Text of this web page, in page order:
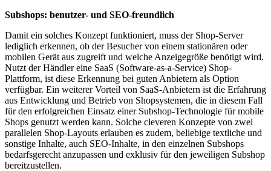
Subshops: benutzer- und SEO-freundlich
Damit ein solches Konzept funktioniert, muss der Shop-Server
lediglich erkennen, ob der Besucher von einem stationären oder
mobilen Gerät aus zugreift und welche Anzeigegröße benötigt wird.
Nutzt der Händler eine SaaS (Software-as-a-Service) Shop-
Plattform, ist diese Erkennung bei guten Anbietern als Option
verfügbar. Ein weiterer Vorteil von SaaS-Anbietern ist die Erfahrung
aus Entwicklung und Betrieb von Shopsystemen, die in diesem Fall
für den erfolgreichen Einsatz einer Subshop-Technologie für mobile
Shops genutzt werden kann. Solche cleveren Konzepte von zwei
parallelen Shop-Layouts erlauben es zudem, beliebige textliche und
sonstige Inhalte, auch SEO-Inhalte, in den einzelnen Subshops
bedarfsgerecht anzupassen und exklusiv für den jeweiligen Subshop
bereitzustellen.